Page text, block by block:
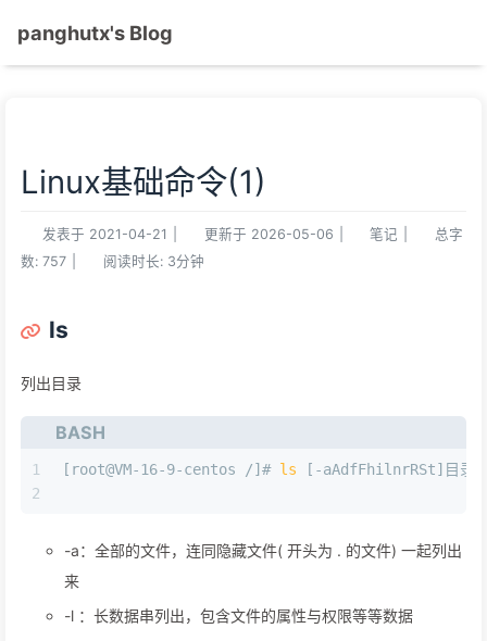
panghutx's Blog
Linux基础命令(1)
发表于 2021-04-21 更新于 2026-05-06 笔记
总字
数: 757 阅读时长: 3分钟
ls
列出目录
BASH
1
2
[root@VM-16-9-centos /]# ls [-aAdfFhilnrRSt]目录
-a：全部的文件，连同隐藏文件( 开头为 . 的文件) 一起列出
来
-l ：长数据串列出，包含文件的属性与权限等等数据